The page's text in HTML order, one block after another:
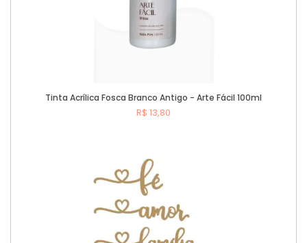
Tinta Acrílica Fosca Branco Antigo - Arte Fácil 100ml
R$ 13,80